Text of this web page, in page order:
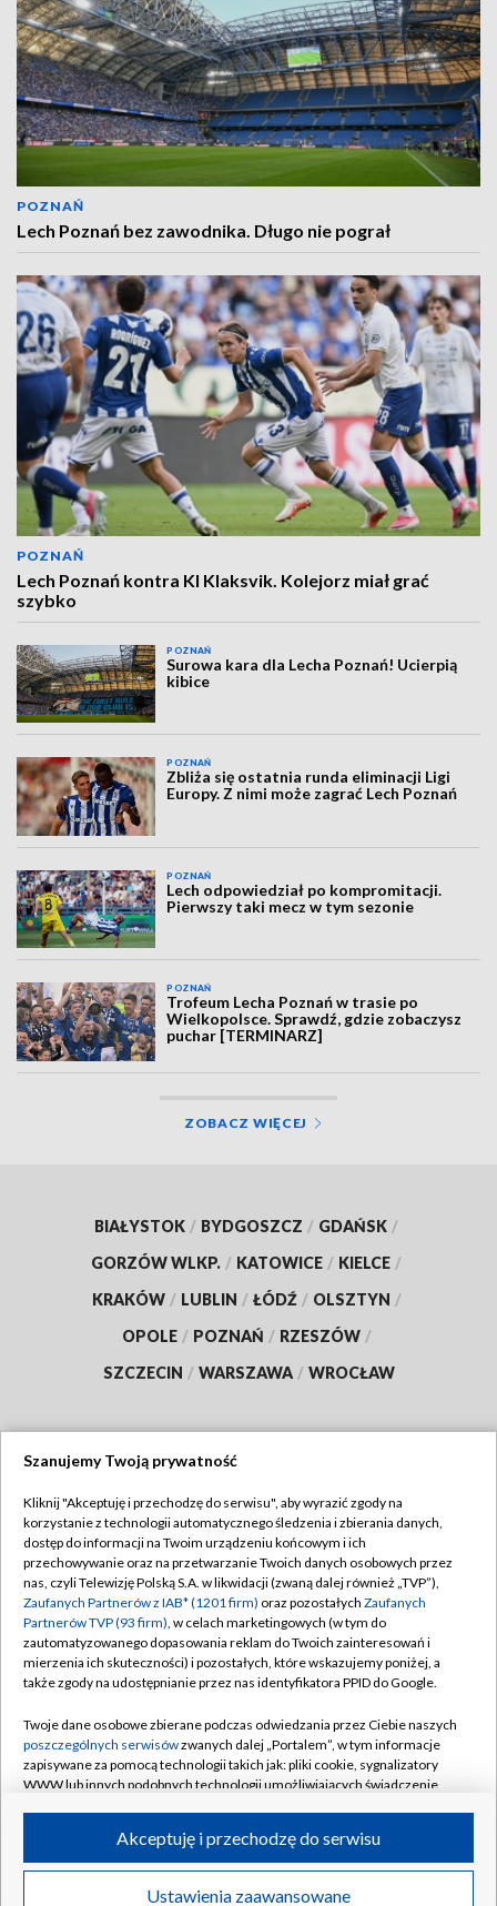
POZNAŃ
Lech Poznań bez zawodnika. Długo nie pograł
POZNAŃ
Lech Poznań kontra KI Klaksvik. Kolejorz miał grać
szybko
POZNAŃ
Surowa kara dla Lecha Poznań! Ucierpią
kibice
POZNAŃ
Zbliża się ostatnia runda eliminacji Ligi
Europy. Z nimi może zagrać Lech Poznań
POZNAŃ
Lech odpowiedział po kompromitacji.
Pierwszy taki mecz w tym sezonie
POZNAŃ
Trofeum Lecha Poznań w trasie po
Wielkopolsce. Sprawdź, gdzie zobaczysz
puchar [TERMINARZ]
ZOBACZ WIĘCEJ
BIAŁYSTOK / BYDGOSZCZ / GDAŃSK /
GORZÓW WLKP. / KATOWICE / KIELCE /
KRAKÓW / LUBLIN / ŁÓDŹ / OLSZTYN /
OPOLE / POZNAŃ / RZESZÓW /
SZCZECIN / WARSZAWA / WROCŁAW
TVP
Abonament TVP
Emisja w TVP
Centrum informacji TVP
Naziemna Telewizja Cyfrowa
Rada Programowa
System NOS
Informacje o nadawcy
Program dla prasy
Regulamin TVP
Polityka prywatności
Moje zgody
Pomoc
Kontakt
Kanały
©2026 Telewizja Polska S.A. w likwidacji
Szanujemy Twoją prywatność
Kliknij "Akceptuję i przechodzę do serwisu", aby wyrazić zgody na
korzystanie z technologii automatycznego śledzenia i zbierania danych,
dostęp do informacji na Twoim urządzeniu końcowym i ich
przechowywanie oraz na przetwarzanie Twoich danych osobowych przez
nas, czyli Telewizję Polską S.A. w likwidacji (zwaną dalej również „TVP”),
Zaufanych Partnerów z IAB* (1201 firm) oraz pozostałych Zaufanych
Partnerów TVP (93 firm), w celach marketingowych (w tym do
zautomatyzowanego dopasowania reklam do Twoich zainteresowań i
mierzenia ich skuteczności) i pozostałych, które wskazujemy poniżej, a
także zgody na udostępnianie przez nas identyfikatora PPID do Google.
Twoje dane osobowe zbierane podczas odwiedzania przez Ciebie naszych
poszczególnych serwisówzwanych dalej „Portalem”, w tym informacje
zapisywane za pomocą technologii takich jak: pliki cookie, sygnalizatory
WWW lub innych podobnych technologii umożliwiających świadczenie
ruchu w Internecie.
Twoje dane osobowe zbierane podczas odwiedzania przez Ciebie
Ustawienia zaawansowane
Akceptuję i przechodzę do serwisu